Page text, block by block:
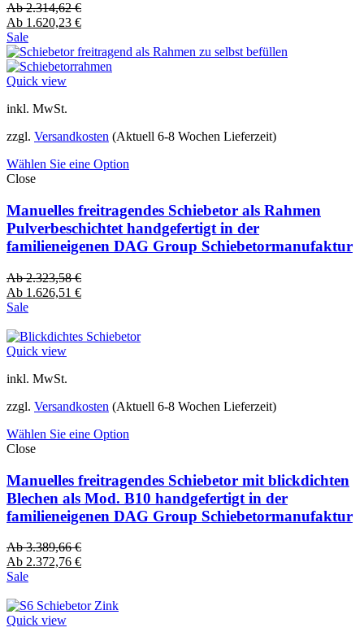
Ab2.314,62€
Ab 1.620,23 €
Sale
Quick view
inkl. MwSt.
zzgl. Versandkosten (Aktuell 6-8 Wochen Lieferzeit)
Wählen Sie eine Option
Close
Manuelles freitragendes Schiebetor als Rahmen
Pulverbeschichtet handgefertigt in der
familieneigenen DAG Group Schiebetormanufaktur
Ab2.323,58€
Ab 1.626,51 €
Sale
Quick view
inkl. MwSt.
zzgl. Versandkosten (Aktuell 6-8 Wochen Lieferzeit)
Wählen Sie eine Option
Close
Manuelles freitragendes Schiebetor mit blickdichten
Blechen als Mod. B10 handgefertigt in der
familieneigenen DAG Group Schiebetormanufaktur
Ab3.389,66€
Ab 2.372,76 €
Sale
Quick view